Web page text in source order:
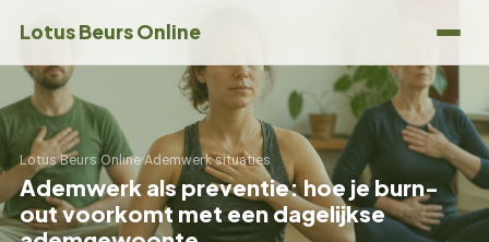
Lotus Beurs Online
Lotus Beurs Online›Ademwerk situaties
Ademwerk als preventie: hoe je burn-
out voorkomt met een dagelijkse